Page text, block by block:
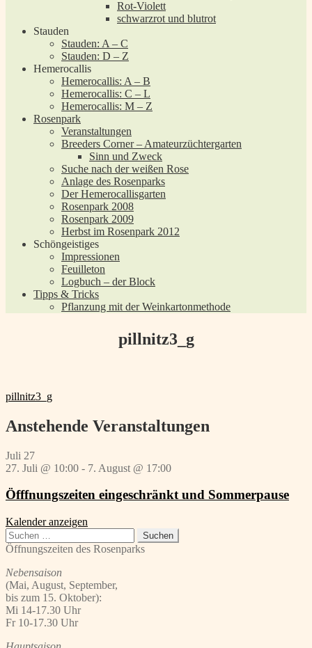
Rot-Violett
schwarzrot und blutrot
Stauden
Stauden: A – C
Stauden: D – Z
Hemerocallis
Hemerocallis: A – B
Hemerocallis: C – L
Hemerocallis: M – Z
Rosenpark
Veranstaltungen
Breeders Corner – Amateurzüchtergarten
Sinn und Zweck
Suche nach der weißen Rose
Anlage des Rosenparks
Der Hemerocallisgarten
Rosenpark 2008
Rosenpark 2009
Herbst im Rosenpark 2012
Schöngeistiges
Impressionen
Feuilleton
Logbuch – der Block
Tipps & Tricks
Pflanzung mit der Weinkartonmethode
pillnitz3_g
Beitragsnavigation
Vorheriger
pillnitz3_g
Anstehende Veranstaltungen
Juli 27
27. Juli @ 10:00 - 7. August @ 17:00
Öfffnungszeiten eingeschränkt und Sommerpause
Kalender anzeigen
Suchen
nach:
Öffnungszeiten des Rosenparks
Nebensaison
(Mai, August, September,
bis zum 15. Oktober):
Mi 14-17.30 Uhr
Fr 10-17.30 Uhr